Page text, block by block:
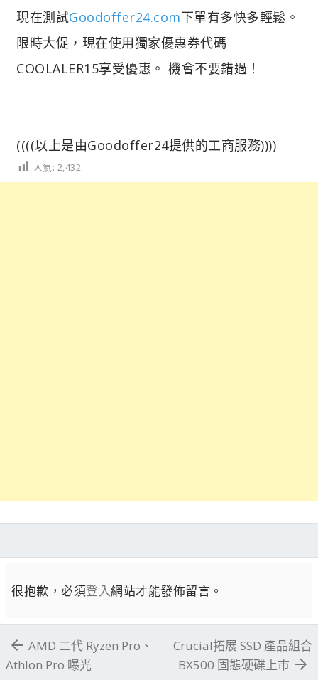
現在測試Goodoffer24.com下單有多快多輕鬆。
限時大促，現在使用獨家優惠券代碼
COOLALER15享受優惠。 機會不要錯過！
((((以上是由Goodoffer24提供的工商服務))))
人氣: 2,432
很抱歉，必須登入網站才能發佈留言。
AMD 二代 Ryzen Pro、
Athlon Pro 曝光
Crucial拓展 SSD 產品組合
BX500 固態硬碟上市